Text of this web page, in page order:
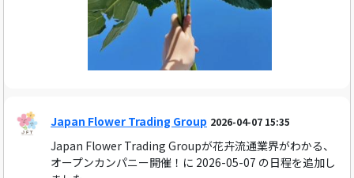
Japan Flower Trading Group 2026-04-07 15:35
Japan Flower Trading Groupが花卉流通業界がわかる、
オープンカンパニー開催！に 2026-05-07 の日程を追加し